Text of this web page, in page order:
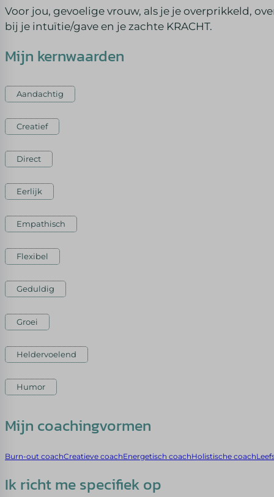
Voor jou, gevoelige vrouw, als je je overprikkeld,
bij je intuïtie/gave en je zachte KRACHT.
Mijn kernwaarden
Aandachtig
Creatief
Direct
Eerlijk
Empathisch
Flexibel
Geduldig
Groei
Heldervoelend
Humor
Mijn coachingvormen
Burn-out coachCreatieve coachEnergetisch coachHolistische coach
Ik richt me specifiek op